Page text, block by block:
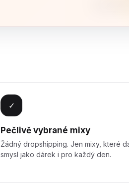
✓
Pečlivě vybrané mixy
Žádný dropshipping. Jen mixy, které
smysl jako dárek i pro každý den.